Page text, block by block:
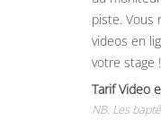
piste. Vous
videos en
votre stage !
Tarif Video
NB: Les